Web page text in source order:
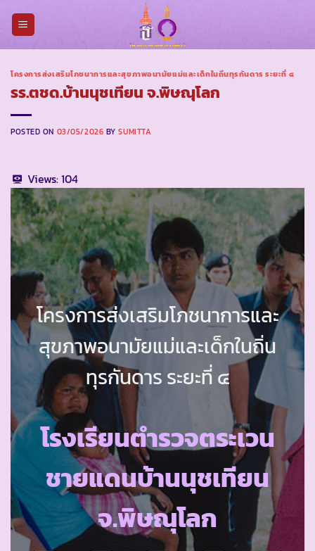
โครงการส่งเสริมโภชนาการและสุขภาพอนามัยแม่และเด็กในถิ่นทุรกันดาร ระยะที่ ๔
รร.ตชด.บ้านนุชเทียน จ.พิษณุโลก
POSTED ON 03/05/2026 BYSUMITTA
Views:104
โครงการส่งเสริมโภชนาการและ
สุขภาพอนามัยแม่และเด็กในถิ่น
ทุรกันดาร ระยะที่ ๔
โรงเรียนตำรวจตระเวน
ชายแดนบ้านนุชเทียน
จ.พิษณุโลก